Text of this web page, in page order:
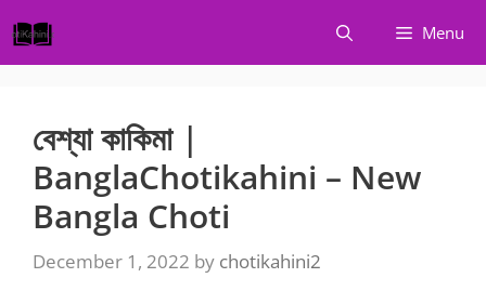
to
content
Menu
বেশ্যা কাকিমা |
BanglaChotikahini – New
Bangla Choti
December 1, 2022 by chotikahini2